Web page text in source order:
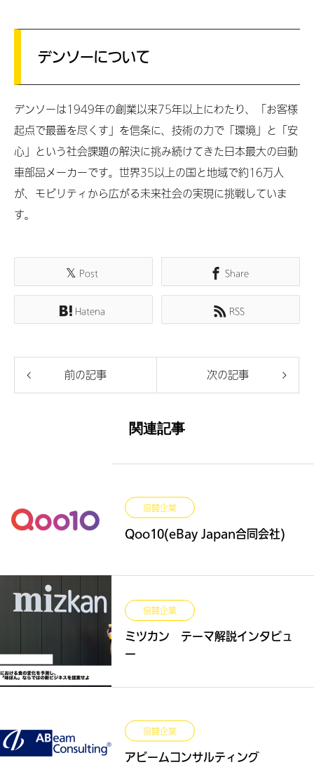
デンソーについて
デンソーは1949年の創業以来75年以上にわたり、「お客様
起点で最善を尽くす」を信条に、技術の力で「環境」と「安
心」という社会課題の解決に挑み続けてきた日本最大の自動
車部品メーカーです。世界35以上の国と地域で約16万人
が、モビリティから広がる未来社会の実現に挑戦していま
す。
Post Share
Hatena RSS
前の記事 次の記事
関連記事
協賛企業
Qoo10(eBay Japan合同会社)
協賛企業
ミツカン テーマ解説インタビュ
ー
協賛企業
アビームコンサルティング